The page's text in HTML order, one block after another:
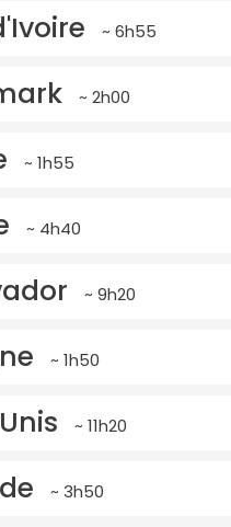
~ 6h55
~ 2h00
~ 1h55
~ 4h40
~ 9h20
~ 1h50
~ 11h20
~ 3h50